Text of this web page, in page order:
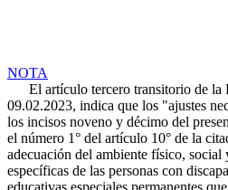
NOTA
El artículo tercero transitorio de la
09.02.2023, indica que los "ajustes
los incisos noveno y décimo del
el número 1° del artículo 10° de la
adecuación del ambiente físico, social
específicas de las personas con
educativas especiales permanentes